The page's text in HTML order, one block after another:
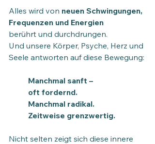
Alles wird von neuen Schwingungen,
Frequenzen und Energien
berührt und durchdrungen.
Und unsere Körper, Psyche, Herz und
Seele antworten auf diese Bewegung:
Manchmal sanft –
oft fordernd.
Manchmal radikal.
Zeitweise grenzwertig.
Nicht selten zeigt sich diese innere